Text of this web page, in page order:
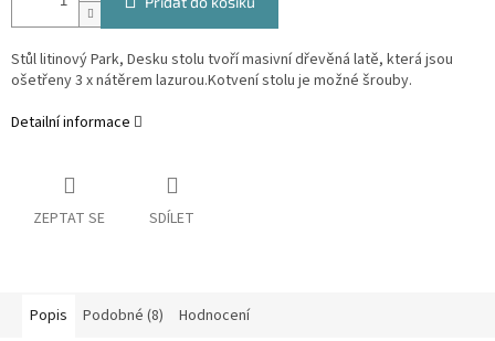
Stůl litinový Park, Desku stolu tvoří masivní dřevěná latě, která jsou
ošetřeny 3 x nátěrem lazurou.Kotvení stolu je možné šrouby.
Detailní informace
ZEPTAT SE SDÍLET
Popis Podobné (8) Hodnocení